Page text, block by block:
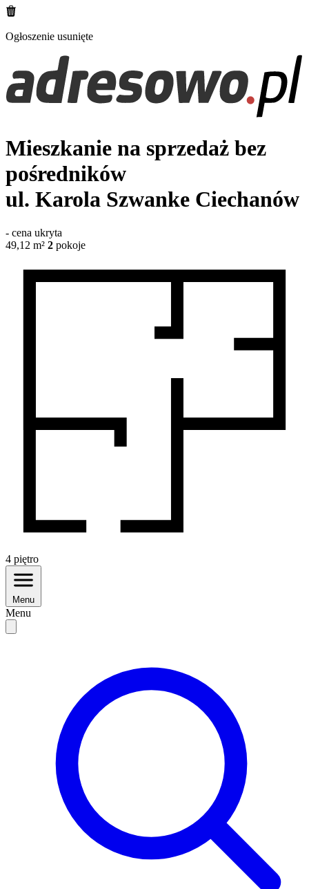
Ogłoszenie usunięte
Mieszkanie na sprzedaż bez
pośredników
ul. Karola Szwanke Ciechanów
- cena ukryta
49,12 m² 2 pokoje
4 piętro
Menu
Menu